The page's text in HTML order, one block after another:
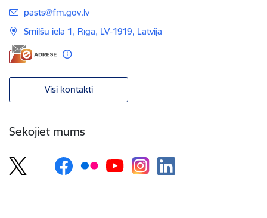
E-pasts:
pasts@fm.gov.lv
Smilšu iela 1, Rīga, LV-1919, Latvija
Visi kontakti
Sekojiet mums